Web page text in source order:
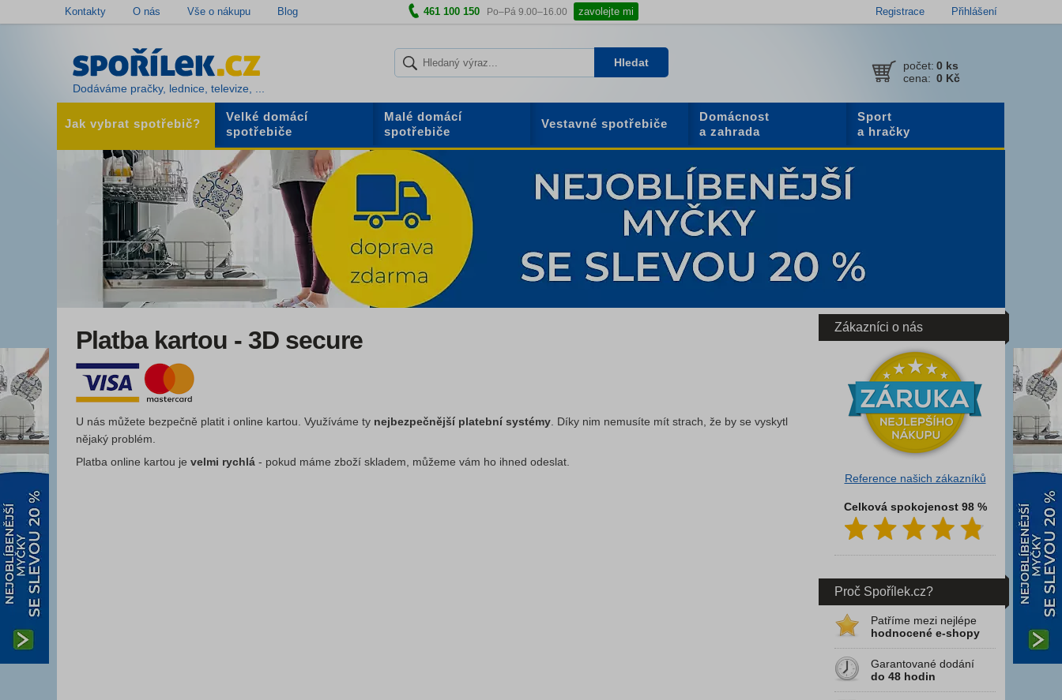
Kontakty O nás Vše o nákupu Blog 461 100 150 Po–Pá 9.00–16.00 zavolejte mi Registrace Přihlášení
Dodáváme pračky, lednice, televize, ...
počet: 0 ks
cena: 0 Kč
Hledat
Jak vybrat spotřebič?
Velké domácí
spotřebiče
Malé domácí
spotřebiče
Vestavné spotřebiče
Domácnost
a zahrada
Sport
a hračky
Platba kartou - 3D secure
U nás můžete bezpečně platit i online kartou. Využíváme ty nejbezpečnější platební systémy . Díky nim nemusíte mít strach, že by se vyskytl
nějaký problém.
Platba online kartou je velmi rychlá - pokud máme zboží skladem, můžeme vám ho ihned odeslat.
Zákazníci o nás
Reference našich zákazníků
Celková spokojenost 98 %
Proč Spořílek.cz?
Patříme mezi nejlépe
hodnocené e-shopy
Garantované dodání
do 48 hodin